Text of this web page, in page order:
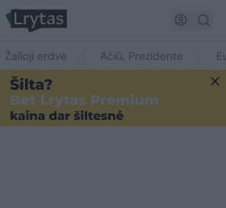
Žalioji erdvė Ačiū, Prezidente